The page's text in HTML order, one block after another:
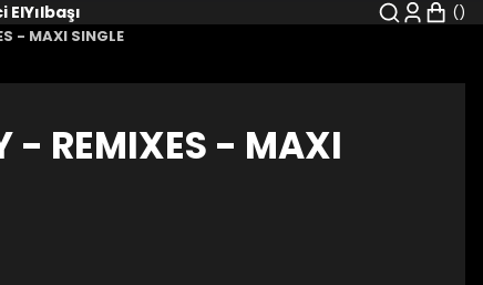
ElYılbaşı
- MAXI SINGLE
- REMIXES - MAXI